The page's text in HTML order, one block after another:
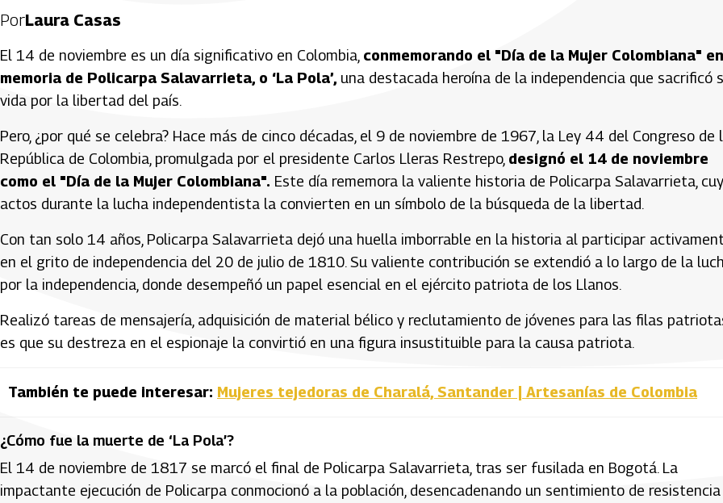
PorLaura Casas
El 14 de noviembre es un día significativo en Colombia, conmemorando el "Día de la Mujer Colombiana" en
memoria de Policarpa Salavarrieta, o ‘La Pola’, una destacada heroína de la independencia que sacrificó
vida por la libertad del país.
Pero, ¿por qué se celebra? Hace más de cinco décadas, el 9 de noviembre de 1967, la Ley 44 del Congreso de
República de Colombia, promulgada por el presidente Carlos Lleras Restrepo, designó el 14 de noviembre
como el "Día de la Mujer Colombiana". Este día rememora la valiente historia de Policarpa Salavarrieta,
actos durante la lucha independentista la convierten en un símbolo de la búsqueda de la libertad.
Con tan solo 14 años, Policarpa Salavarrieta dejó una huella imborrable en la historia al participar
en el grito de independencia del 20 de julio de 1810. Su valiente contribución se extendió a lo largo de la
por la independencia, donde desempeñó un papel esencial en el ejército patriota de los Llanos.
Realizó tareas de mensajería, adquisición de material bélico y reclutamiento de jóvenes para las filas
es que su destreza en el espionaje la convirtió en una figura insustituible para la causa patriota.
También te puede interesar: Mujeres tejedoras de Charalá, Santander | Artesanías de Colombia
¿Cómo fue la muerte de ‘La Pola’?
El 14 de noviembre de 1817 se marcó el final de Policarpa Salavarrieta, tras ser fusilada en Bogotá. La
impactante ejecución de Policarpa conmocionó a la población, desencadenando un sentimiento de resistencia